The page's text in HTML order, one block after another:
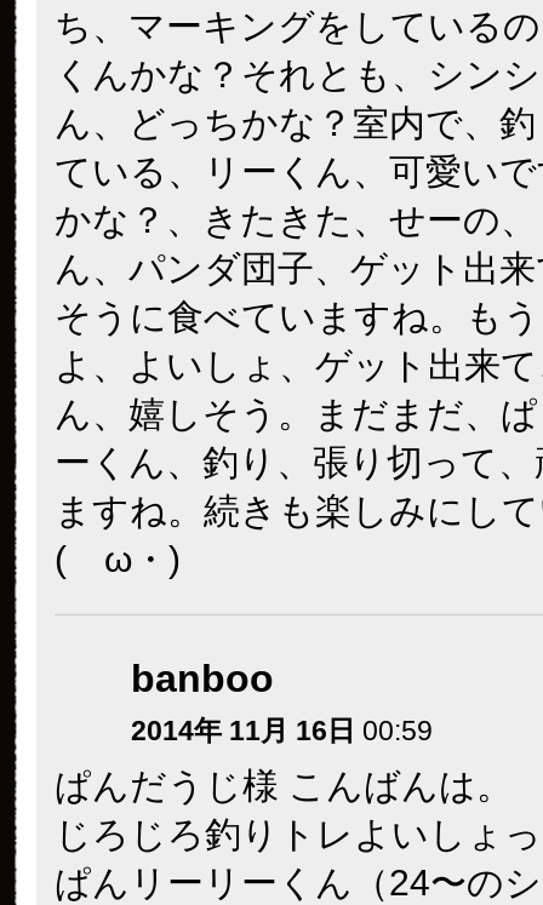
ち、マーキングをしている
くんかな？それとも、シン
ん、どっちかな？室内で、
ている、リーくん、可愛い
かな？、きたきた、せーの
ん、パンダ団子、ゲット出
そうに食べていますね。も
よ、よいしょ、ゲット出来
ん、嬉しそう。まだまだ、
ーくん、釣り、張り切って
ますね。続きも楽しみにし
(ゝω・)
banboo
2014年 11月 16日 00:59
ぱんだうじ様 こんばんは。
じろじろ釣りトレよいしょ
ぱんリーリーくん（24〜の